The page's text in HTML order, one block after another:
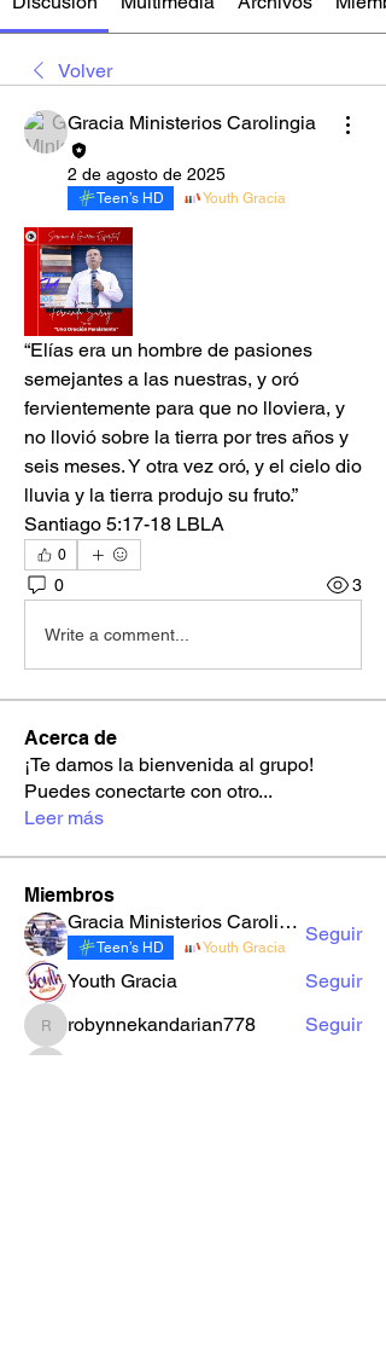
Volver
Gracia Ministerios Carolingia
2 de agosto de 2025
Teen’s HD Youth Gracia
“Elías era un hombre de pasiones
semejantes a las nuestras, y oró
fervientemente para que no lloviera, y
no llovió sobre la tierra por tres años y
seis meses. Y otra vez oró, y el cielo dio
lluvia y la tierra produjo su fruto.”
‭‭Santiago‬ ‭5‬:‭17‬-‭18‬ ‭LBLA‬‬
0
0 3
Write a comment...
Acerca de
¡Te damos la bienvenida al grupo!
Puedes conectarte con otro...
Leer más
Miembros
Gracia Ministerios Carolingia
Teen’s HD Youth Gracia
Seguir
Youth Gracia Seguir
robynnekandarian778
robynnekandarian778 Seguir